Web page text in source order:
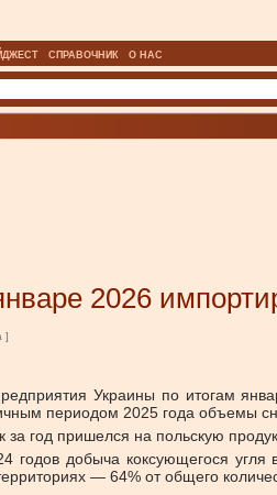
СПРАВОЧНИК О НАС
2026
]
Украины по итогам
периодом 2025 года объемы
за год пришелся на польскую
годов добыча коксующегося угля
— 64% от общего